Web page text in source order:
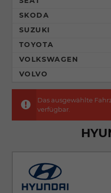
Das ausgewählte
verfügbar.
SKODA
SUZUKI
TOYOTA
VOLKSWAGEN
VOLVO